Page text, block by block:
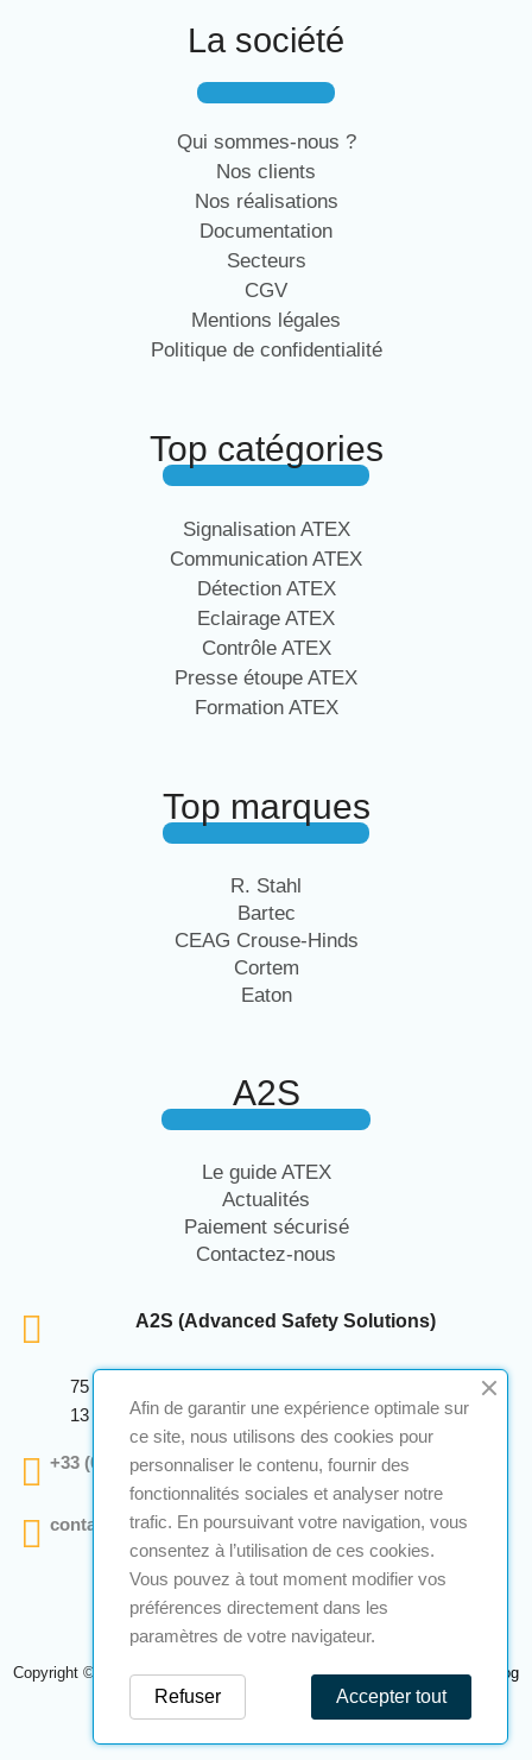
La société
Qui sommes-nous ?
Nos clients
Nos réalisations
Documentation
Secteurs
CGV
Mentions légales
Politique de confidentialité
Top catégories
Signalisation ATEX
Communication ATEX
Détection ATEX
Eclairage ATEX
Contrôle ATEX
Presse étoupe ATEX
Formation ATEX
Top marques
R. Stahl
Bartec
CEAG Crouse-Hinds
Cortem
Eaton
A2S
Le guide ATEX
Actualités
Paiement sécurisé
Contactez-nous
A2S (Advanced Safety Solutions)
75 Avenue Marcellin Berthelot Anthelios Bâtiment E
13 290 Aix En Provence
+33 (0)4 12 28 00 69
contact@a2s-atex.com
Copyright © 2026 A2S Atex. Tous droits réservés. Une réalisationNavilog
Afin de garantir une expérience optimale sur
ce site, nous utilisons des cookies pour
personnaliser le contenu, fournir des
fonctionnalités sociales et analyser notre
trafic. En poursuivant votre navigation, vous
consentez à l’utilisation de ces cookies.
Vous pouvez à tout moment modifier vos
préférences directement dans les
paramètres de votre navigateur.
Accepter tout
Refuser